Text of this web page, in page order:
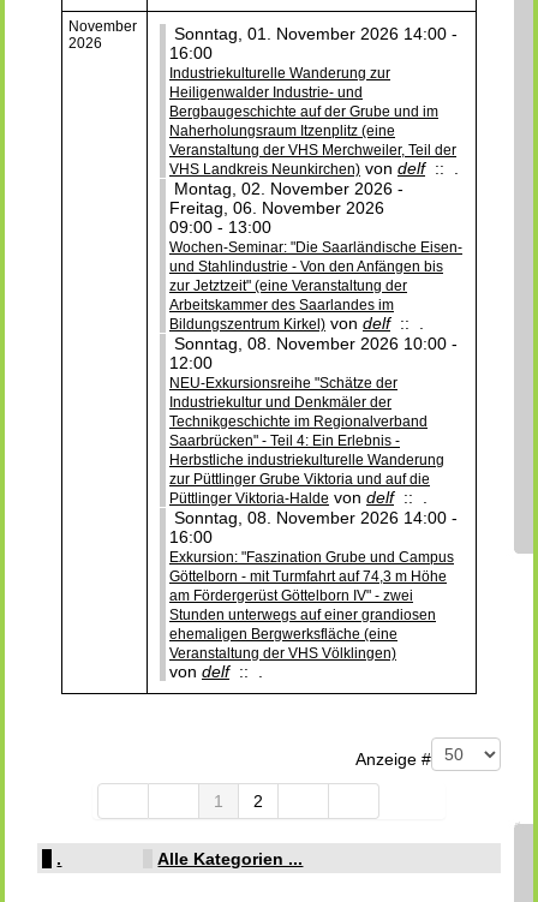
November
2026
Sonntag, 01. November 2026 14:00 -
16:00
Industriekulturelle Wanderung zur
Heiligenwalder Industrie- und
Bergbaugeschichte auf der Grube und im
Naherholungsraum Itzenplitz (eine
Veranstaltung der VHS Merchweiler, Teil der
VHS Landkreis Neunkirchen) von delf:: .
Montag, 02. November 2026 -
Freitag, 06. November 2026
09:00 - 13:00
Wochen-Seminar: "Die Saarländische Eisen-
und Stahlindustrie - Von den Anfängen bis
zur Jetztzeit" (eine Veranstaltung der
Arbeitskammer des Saarlandes im
Bildungszentrum Kirkel) von delf:: .
Sonntag, 08. November 2026 10:00 -
12:00
NEU-Exkursionsreihe "Schätze der
Industriekultur und Denkmäler der
Technikgeschichte im Regionalverband
Saarbrücken" - Teil 4: Ein Erlebnis -
Herbstliche industriekulturelle Wanderung
zur Püttlinger Grube Viktoria und auf die
Püttlinger Viktoria-Halde von delf:: .
Sonntag, 08. November 2026 14:00 -
16:00
Exkursion: "Faszination Grube und Campus
Göttelborn - mit Turmfahrt auf 74,3 m Höhe
am Fördergerüst Göttelborn IV" - zwei
Stunden unterwegs auf einer grandiosen
ehemaligen Bergwerksfläche (eine
Veranstaltung der VHS Völklingen)
von delf:: .
Anzeige #
1 2
. Alle Kategorien ...